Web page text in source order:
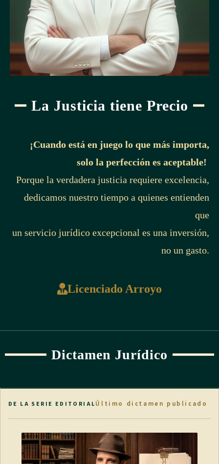
La Justicia tiene Precio
¡Cuando está en juego lo que más importa,
solo la perfección es aceptable!
Porque la verdadera justicia requiere excelencia,
dedicamos nuestro tiempo a quienes entienden
que
un servicio jurídico excepcional es una inversión,
no un gasto.
Licenciado Arroyo
Dictamen Jurídico
DE LA SERIE EDITORIALÚltimo dictamen publicado